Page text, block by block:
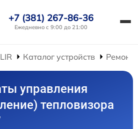
+7 (381) 267-86-36
Ежедневно с 9:00 до 21:00
Каталог устройств Ремонт
управления
тепловизора